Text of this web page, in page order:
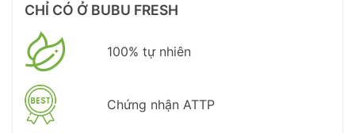
CHỈ CÓ Ở BUBU FRESH
100% tự nhiên
Chứng nhận ATTP